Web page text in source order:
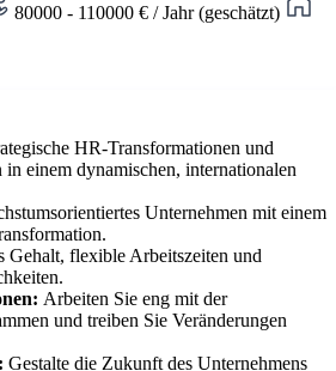
80000 - 110000 € / Jahr (geschätzt)
HR-Transformationen und
einem dynamischen, internationalen
Unternehmen mit einem
Gehalt, flexible Arbeitszeiten und
Arbeiten Sie eng mit der
und treiben Sie Veränderungen
Gestalte die Zukunft des Unternehmens